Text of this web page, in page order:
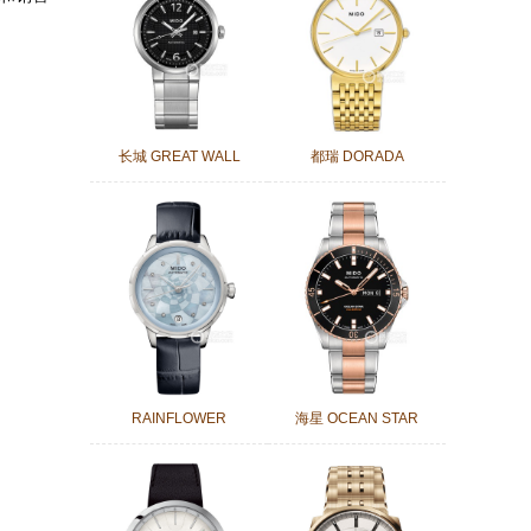
长城 GREAT WALL 都瑞 DORADA
RAINFLOWER 海星 OCEAN STAR